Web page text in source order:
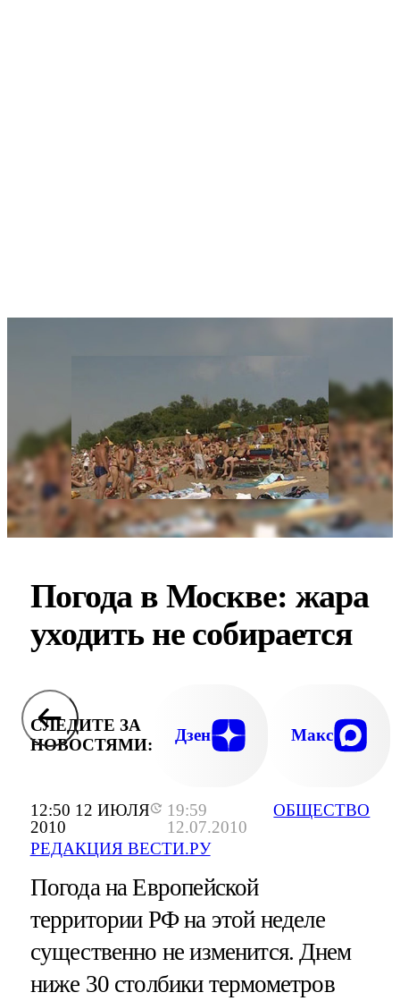
12:50 12 ИЮЛЯ
2010
19:59
12.07.2010
РЕДАКЦИЯ ВЕСТИ.РУ
ОБЩЕСТВО
Погода в Москве: жара
уходить не собирается
СЛЕДИТЕ ЗА
НОВОСТЯМИ:
Дзен Макс
Погода на Европейской
территории РФ на этой неделе
существенно не изменится. Днем
ниже 30 столбики термометров